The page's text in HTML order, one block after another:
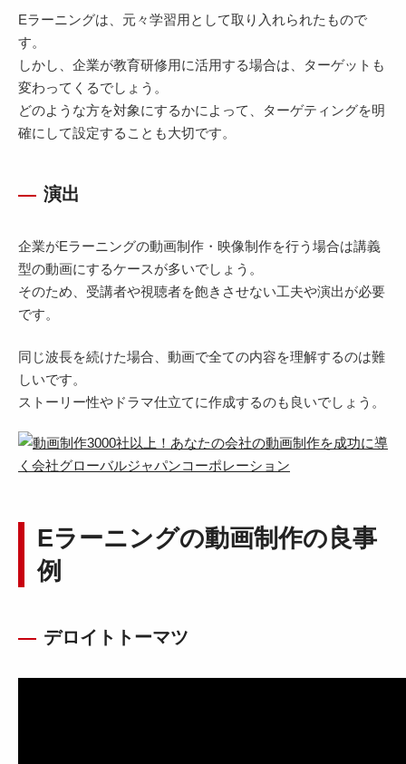
Eラーニングは、元々学習用として取り入れられたもので
す。
しかし、企業が教育研修用に活用する場合は、ターゲットも
変わってくるでしょう。
どのような方を対象にするかによって、ターゲティングを明
確にして設定することも大切です。
演出
企業がEラーニングの動画制作・映像制作を行う場合は講義
型の動画にするケースが多いでしょう。
そのため、受講者や視聴者を飽きさせない工夫や演出が必要
です。
同じ波長を続けた場合、動画で全ての内容を理解するのは難
しいです。
ストーリー性やドラマ仕立てに作成するのも良いでしょう。
Eラーニングの動画制作の良事
例
デロイトトーマツ